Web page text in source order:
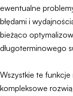
ewentualne
błędami i
bieżąco
długoterminowego
Wszystkie te funkcje
kompleksowe